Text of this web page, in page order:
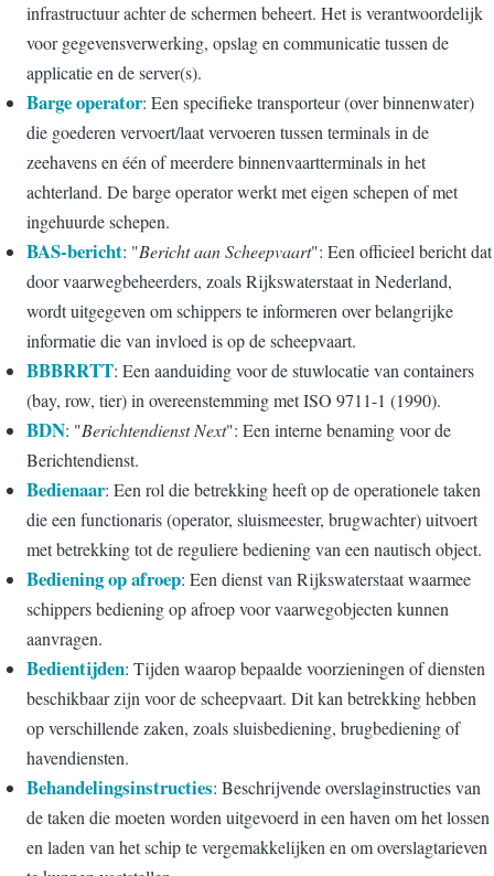
infrastructuur achter de schermen beheert. Het is verantwoordelijk
voor gegevensverwerking, opslag en communicatie tussen de
applicatie en de server(s).
Barge operator: Een specifieke transporteur (over binnenwater)
die goederen vervoert/laat vervoeren tussen terminals in de
zeehavens en één of meerdere binnenvaartterminals in het
achterland. De barge operator werkt met eigen schepen of met
ingehuurde schepen.
BAS-bericht: "Bericht aan Scheepvaart": Een officieel bericht dat
door vaarwegbeheerders, zoals Rijkswaterstaat in Nederland,
wordt uitgegeven om schippers te informeren over belangrijke
informatie die van invloed is op de scheepvaart.
BBBRRTT: Een aanduiding voor de stuwlocatie van containers
(bay, row, tier) in overeenstemming met ISO 9711-1 (1990).
BDN: "Berichtendienst Next": Een interne benaming voor de
Berichtendienst.
Bedienaar: Een rol die betrekking heeft op de operationele taken
die een functionaris (operator, sluismeester, brugwachter) uitvoert
met betrekking tot de reguliere bediening van een nautisch object.
Bediening op afroep: Een dienst van Rijkswaterstaat waarmee
schippers bediening op afroep voor vaarwegobjecten kunnen
aanvragen.
Bedientijden: Tijden waarop bepaalde voorzieningen of diensten
beschikbaar zijn voor de scheepvaart. Dit kan betrekking hebben
op verschillende zaken, zoals sluisbediening, brugbediening of
havendiensten.
Behandelingsinstructies: Beschrijvende overslaginstructies van
de taken die moeten worden uitgevoerd in een haven om het lossen
en laden van het schip te vergemakkelijken en om overslagtarieven